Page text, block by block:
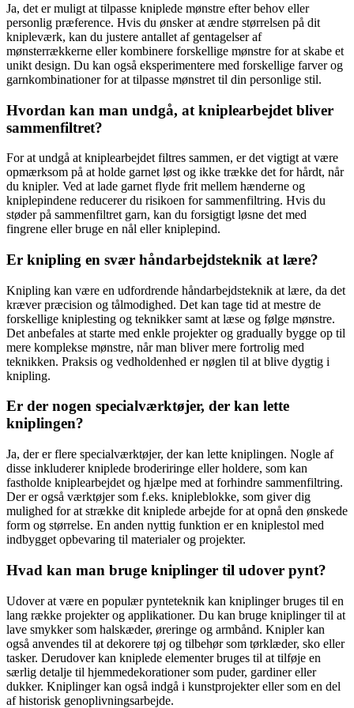
Ja, det er muligt at tilpasse kniplede mønstre efter behov eller
personlig præference. Hvis du ønsker at ændre størrelsen på dit
knipleværk, kan du justere antallet af gentagelser af
mønsterrækkerne eller kombinere forskellige mønstre for at skabe et
unikt design. Du kan også eksperimentere med forskellige farver og
garnkombinationer for at tilpasse mønstret til din personlige stil.
Hvordan kan man undgå, at kniplearbejdet bliver
sammenfiltret?
For at undgå at kniplearbejdet filtres sammen, er det vigtigt at være
opmærksom på at holde garnet løst og ikke trække det for hårdt, når
du knipler. Ved at lade garnet flyde frit mellem hænderne og
kniplepindene reducerer du risikoen for sammenfiltring. Hvis du
støder på sammenfiltret garn, kan du forsigtigt løsne det med
fingrene eller bruge en nål eller kniplepind.
Er knipling en svær håndarbejdsteknik at lære?
Knipling kan være en udfordrende håndarbejdsteknik at lære, da det
kræver præcision og tålmodighed. Det kan tage tid at mestre de
forskellige kniplesting og teknikker samt at læse og følge mønstre.
Det anbefales at starte med enkle projekter og gradually bygge op til
mere komplekse mønstre, når man bliver mere fortrolig med
teknikken. Praksis og vedholdenhed er nøglen til at blive dygtig i
knipling.
Er der nogen specialværktøjer, der kan lette
kniplingen?
Ja, der er flere specialværktøjer, der kan lette kniplingen. Nogle af
disse inkluderer kniplede broderiringe eller holdere, som kan
fastholde kniplearbejdet og hjælpe med at forhindre sammenfiltring.
Der er også værktøjer som f.eks. knipleblokke, som giver dig
mulighed for at strække dit kniplede arbejde for at opnå den ønskede
form og størrelse. En anden nyttig funktion er en kniplestol med
indbygget opbevaring til materialer og projekter.
Hvad kan man bruge kniplinger til udover pynt?
Udover at være en populær pynteteknik kan kniplinger bruges til en
lang række projekter og applikationer. Du kan bruge kniplinger til at
lave smykker som halskæder, øreringe og armbånd. Knipler kan
også anvendes til at dekorere tøj og tilbehør som tørklæder, sko eller
tasker. Derudover kan kniplede elementer bruges til at tilføje en
særlig detalje til hjemmedekorationer som puder, gardiner eller
dukker. Kniplinger kan også indgå i kunstprojekter eller som en del
af historisk genoplivningsarbejde.